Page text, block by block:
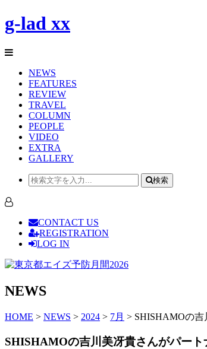
g-lad xx
NEWS
FEATURES
REVIEW
TRAVEL
COLUMN
PEOPLE
VIDEO
EXTRA
GALLERY
検索
CONTACT US
REGISTRATION
LOG IN
NEWS
HOME > NEWS > 2024 > 7月 > SHISHAMOの
SHISHAMOの吉川美冴貴さんがパー